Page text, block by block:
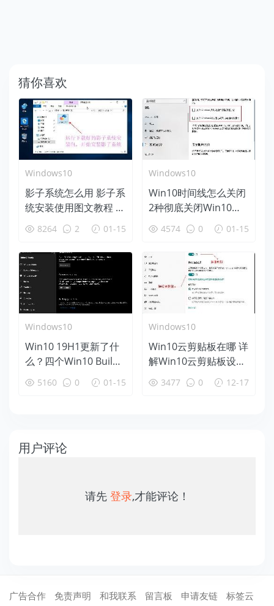
猜你喜欢
Windows10
影子系统怎么用 影子系
统安装使用图文教程 像
网吧电脑一样重启还原
8264 2 01-15
Windows10
Win10时间线怎么关闭
2种彻底关闭Win10时
间线方法
4574 0 01-15
Windows10
Win10 19H1更新了什
么？四个Win10 Build
18312新特性盘点
5160 0 01-15
Windows10
Win10云剪贴板在哪 详
解Win10云剪贴板设置
使用教程
3477 0 12-17
用户评论
请先 登录,才能评论！
广告合作 免责声明 和我联系 留言板 申请友链 标签云